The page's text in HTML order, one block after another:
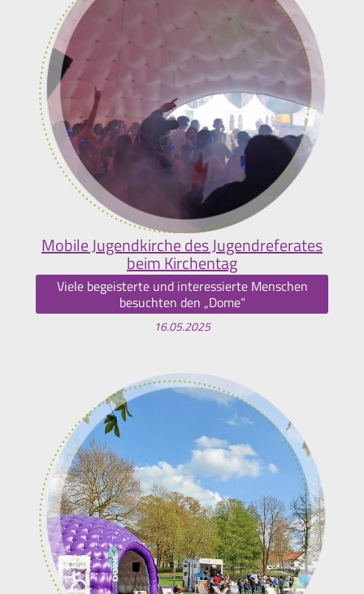
Mobile Jugendkirche des Jugendreferates
beim Kirchentag
Viele begeisterte und interessierte Menschen
besuchten den „Dome“
16.05.2025